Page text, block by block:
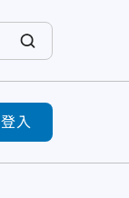
登入